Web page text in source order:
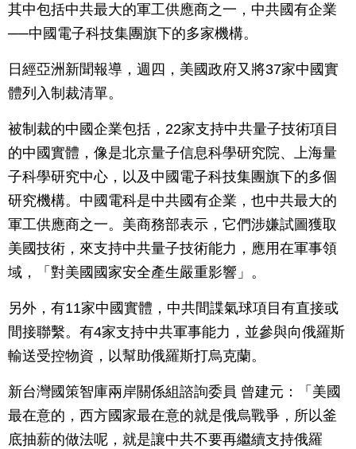
其中包括中共最大的軍工供應商之一，中共國有企業
──中國電子科技集團旗下的多家機構。
日經亞洲新聞報導，週四，美國政府又將37家中國實
體列入制裁清單。
被制裁的中國企業包括，22家支持中共量子技術項目
的中國實體，像是北京量子信息科學研究院、上海量
子科學研究中心，以及中國電子科技集團旗下的多個
研究機構。中國電科是中共國有企業，也中共最大的
軍工供應商之一。美商務部表示，它們涉嫌試圖獲取
美國技術，來支持中共量子技術能力，應用在軍事領
域，「對美國國家安全產生嚴重影響」。
另外，有11家中國實體，中共間諜氣球項目有直接或
間接聯繫。有4家支持中共軍事能力，並參與向俄羅斯
輸送受控物資，以幫助俄羅斯打烏克蘭。
新台灣國策智庫兩岸關係組諮詢委員 曾建元：「美國
最在意的，西方國家最在意的就是俄烏戰爭，所以釜
底抽薪的做法呢，就是讓中共不要再繼續支持俄羅